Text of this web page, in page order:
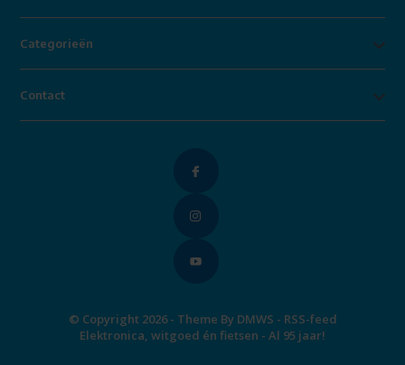
Categorieën
Contact
© Copyright 2026 - Theme By DMWS - RSS-feed
Elektronica, witgoed én fietsen - Al 95 jaar!